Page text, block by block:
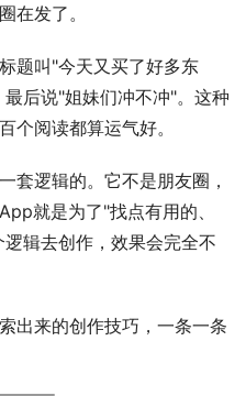
在发了。
题叫"今天又买了好多东
后说"姐妹们冲不冲"。这种
个阅读都算运气好。
套逻辑的。它不是朋友圈，
就是为了"找点有用的、
辑去创作，效果会完全不
出来的创作技巧，一条一条